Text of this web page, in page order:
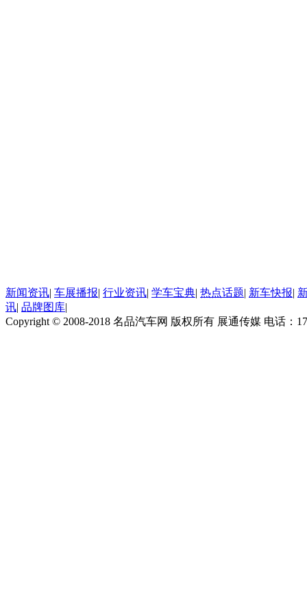
新闻资讯| 车展播报| 行业资讯| 学车宝典| 热点话题| 新车快报|
讯| 品牌图库|
Copyright © 2008-2018 名品汽车网 版权所有 展通传媒 电话：